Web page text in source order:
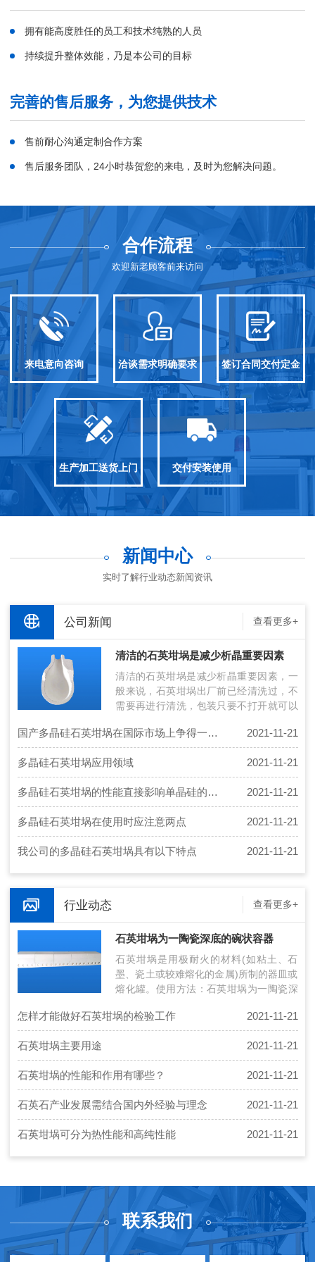
拥有能高度胜任的员工和技术纯熟的人员
持续提升整体效能，乃是本公司的目标
完善的售后服务，为您提供技术
售前耐心沟通定制合作方案
售后服务团队，24小时恭贺您的来电，及时为您解决问题。
合作流程
欢迎新老顾客前来访问
来电意向咨询 洽谈需求明确要求 签订合同交付定金
生产加工送货上门 交付安装使用
新闻中心
实时了解行业动态新闻资讯
公司新闻 查看更多+
清洁的石英坩埚是减少析晶重要因素
清洁的石英坩埚是减少析晶重要因素，一
般来说，石英坩埚出厂前已经清洗过，不
需要再进行清洗，包装只要不打开就可以
石…
国产多晶硅石英坩埚在国际市场上争得一席之地 2021-11-21
多晶硅石英坩埚应用领域 2021-11-21
多晶硅石英坩埚的性能直接影响单晶硅的成晶率 2021-11-21
多晶硅石英坩埚在使用时应注意两点 2021-11-21
我公司的多晶硅石英坩埚具有以下特点 2021-11-21
行业动态 查看更多+
石英坩埚为一陶瓷深底的碗状容器
石英坩埚是用极耐火的材料(如粘土、石
墨、瓷土或较难熔化的金属)所制的器皿或
熔化罐。使用方法：石英坩埚为一陶瓷深
时，…
怎样才能做好石英坩埚的检验工作 2021-11-21
石英坩埚主要用途 2021-11-21
石英坩埚的性能和作用有哪些？ 2021-11-21
石英石产业发展需结合国内外经验与理念 2021-11-21
石英坩埚可分为热性能和高纯性能 2021-11-21
联系我们